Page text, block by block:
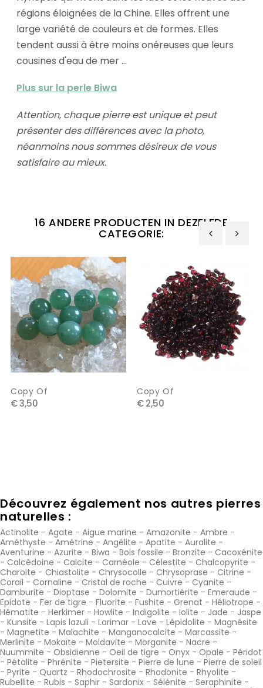
régions éloignées de la Chine. Elles offrent une
large variété de couleurs et de formes. Elles
tendent aussi à être moins onéreuses que leurs
cousines d'eau de mer ...
Plus sur la perle Biwa
Attention, chaque pierre est unique et peut
présenter des différences avec la photo,
néanmoins nous sommes désireux de vous
satisfaire au mieux.
16 ANDERE PRODUCTEN IN DEZELFDE
CATEGORIE:
Copy Of
€ 3,50
Copy Of
€ 2,50
Découvrez également nos autres pierres
naturelles :
Actinolite - Agate - Aigue marine - Amazonite - Ambre -
Améthyste - Amétrine - Angélite - Apatite - Auralite -
Aventurine - Azurite - Biwa - Bois fossile - Bronzite - Cacoxénite
- Calcédoine - Calcite - Carnéole - Célestite - Chalcopyrite -
Charoïte - Chiastolite - Chrysocolle - Chrysoprase - Citrine -
Corail - Cornaline - Cristal de roche - Cuivre - Cyanite -
Damburite - Dioptase - Dolomite - Dumortiérite - Emeraude -
Epidote - Fer de tigre - Fluorite - Fushite - Grenat - Héliotrope -
Hématite - Herkimer - Howlite - Indigolite - Iolite - Jade - Jaspe
- Kunsite - Lapis lazuli - Larimar - Lave - Lépidolite - Magnésite
- Magnetite - Malachite - Manganocalcite - Marcassite -
Merlinite - Mokaïte - Moldavite - Morganite - Nacre -
Nuummite - Obsidienne - Oeil de tigre - Onyx - Opale - Péridot
- Pétalite - Phrénite - Pietersite - Pierre de lune - Pierre de soleil
- Pyrite - Quartz - Rhodochrosite - Rhodonite - Rhyolite -
Rubellite - Rubis - Saphir - Sardonix - Sélénite - Seraphinite -